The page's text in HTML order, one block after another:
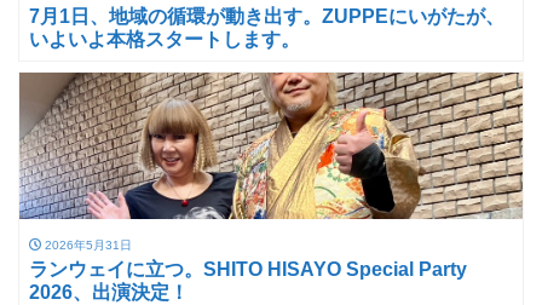
7月1日、地域の循環が動き出す。ZUPPEにいがたが、
いよいよ本格スタートします。
2026年5月31日
ランウェイに立つ。SHITO HISAYO Special Party
2026、出演決定！